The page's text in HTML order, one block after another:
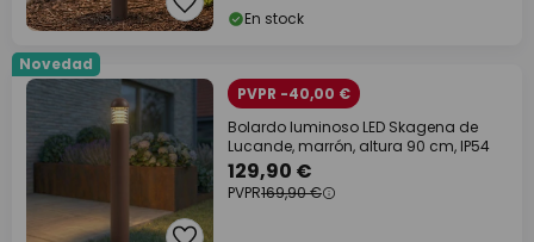
En stock
Novedad
PVPR -40,00 €
Bolardo luminoso LED Skagena de
Lucande, marrón, altura 90 cm, IP54
129,90 €
PVPR169,90 €